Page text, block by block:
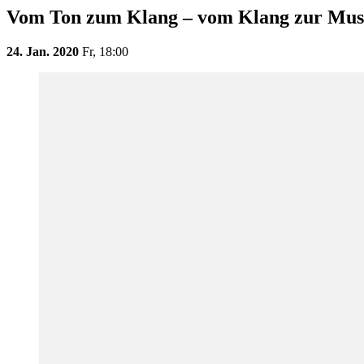
Vom Ton zum Klang – vom Klang zur
24. Jan. 2020 Fr, 18:00